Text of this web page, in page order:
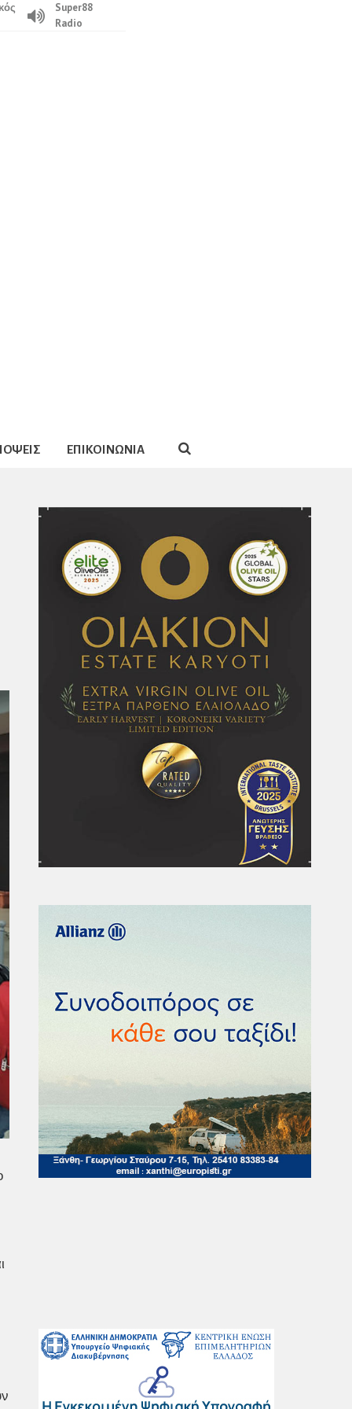
Super88
Radio
ΕΠΙΚΟΙΝΩΝΙΑ